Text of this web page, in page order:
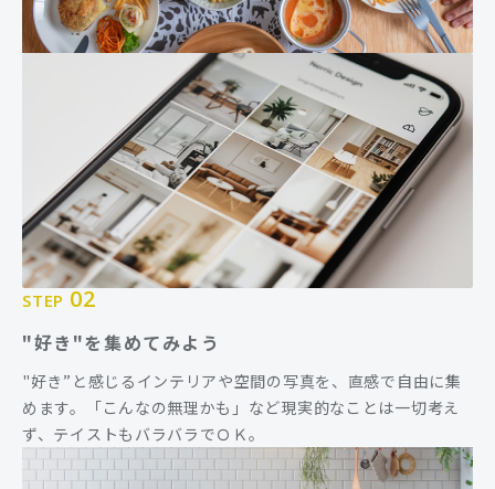
STEP 02
"好き"を集めてみよう
"好き”と感じるインテリアや空間の写真を、直感で自由に集
めます。「こんなの無理かも」など現実的なことは一切考え
ず、テイストもバラバラでＯＫ。